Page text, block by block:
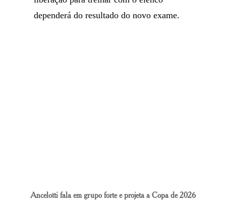
dependerá do resultado do novo exame.
Ancelotti fala em grupo forte e projeta a Copa de 2026